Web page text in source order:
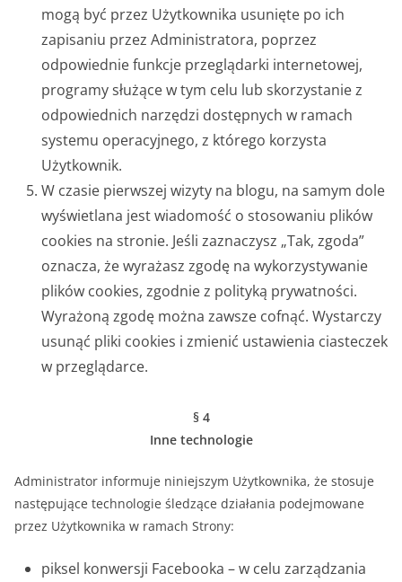
mogą być przez Użytkownika usunięte po ich
zapisaniu przez Administratora, poprzez
odpowiednie funkcje przeglądarki internetowej,
programy służące w tym celu lub skorzystanie z
odpowiednich narzędzi dostępnych w ramach
systemu operacyjnego, z którego korzysta
Użytkownik.
W czasie pierwszej wizyty na blogu, na samym dole
wyświetlana jest wiadomość o stosowaniu plików
cookies na stronie. Jeśli zaznaczysz „Tak, zgoda”
oznacza, że wyrażasz zgodę na wykorzystywanie
plików cookies, zgodnie z polityką prywatności.
Wyrażoną zgodę można zawsze cofnąć. Wystarczy
usunąć pliki cookies i zmienić ustawienia ciasteczek
w przeglądarce.
§ 4
Inne technologie
Administrator informuje niniejszym Użytkownika, że stosuje
następujące technologie śledzące działania podejmowane
przez Użytkownika w ramach Strony:
piksel konwersji Facebooka – w celu zarządzania